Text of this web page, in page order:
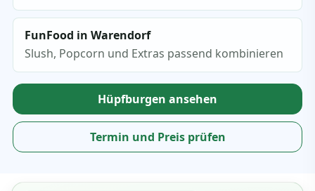
FunFood in Warendorf
Slush, Popcorn und Extras passend kombinieren
Hüpfburgen ansehen
Termin und Preis prüfen